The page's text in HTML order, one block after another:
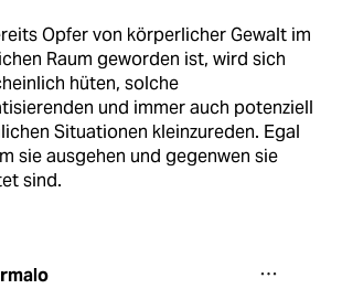
Opfer von körperlicher Gewalt im
Raum geworden ist, wird sich
hüten, solche
und immer auch potenziell
Situationen kleinzureden. Egal
sie ausgehen und gegenwen sie
sind.